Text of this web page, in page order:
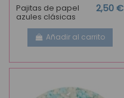
Pajitas de papel
azules clásicas
2,50 €
Añadir al carrito